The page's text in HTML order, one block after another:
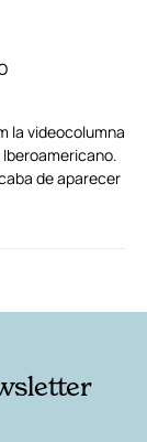
la videocolumna
de aparecer